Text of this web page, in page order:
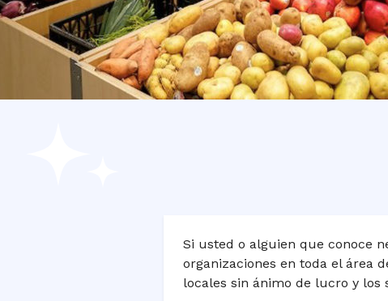
Si usted o alguien que conoce
organizaciones en toda el área
locales sin ánimo de lucro y los